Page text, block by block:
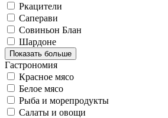
Ркацители
Саперави
Совиньон Блан
Шардоне
Показать больше
Гастрономия
Красное мясо
Белое мясо
Рыба и морепродукты
Салаты и овощи